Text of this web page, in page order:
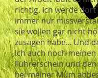
richtig. Ich werde dort
immer nur
sie wollen gar nicht
zusagen habe... Und
ich auch noch meinen
Führerschein und
bei meiner Mum